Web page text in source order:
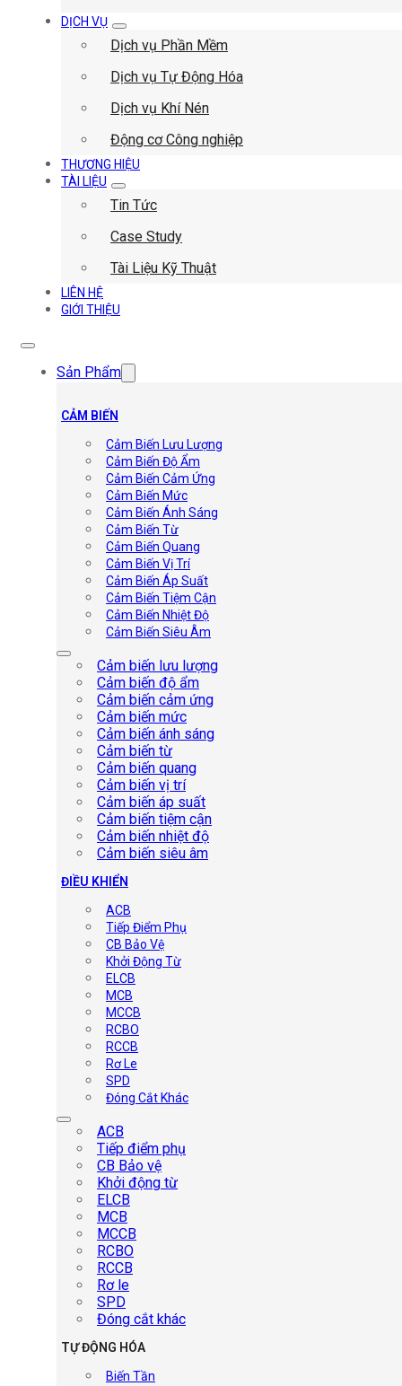
DỊCH VỤ
Dịch vụ Phần Mềm
Dịch vụ Tự Động Hóa
Dịch vụ Khí Nén
Động cơ Công nghiệp
THƯƠNG HIỆU
TÀI LIỆU
Tin Tức
Case Study
Tài Liệu Kỹ Thuật
LIÊN HỆ
GIỚI THIỆU
Sản Phẩm
CẢM BIẾN
Cảm Biến Lưu Lượng
Cảm Biến Độ Ẩm
Cảm Biến Cảm Ứng
Cảm Biến Mức
Cảm Biến Ánh Sáng
Cảm Biến Từ
Cảm Biến Quang
Cảm Biến Vị Trí
Cảm Biến Áp Suất
Cảm Biến Tiệm Cận
Cảm Biến Nhiệt Độ
Cảm Biến Siêu Âm
Cảm biến lưu lượng
Cảm biến độ ẩm
Cảm biến cảm ứng
Cảm biến mức
Cảm biến ánh sáng
Cảm biến từ
Cảm biến quang
Cảm biến vị trí
Cảm biến áp suất
Cảm biến tiệm cận
Cảm biến nhiệt độ
Cảm biến siêu âm
ĐIỀU KHIỂN
ACB
Tiếp Điểm Phụ
CB Bảo Vệ
Khởi Động Từ
ELCB
MCB
MCCB
RCBO
RCCB
Rơ Le
SPD
Đóng Cắt Khác
ACB
Tiếp điểm phụ
CB Bảo vệ
Khởi động từ
ELCB
MCB
MCCB
RCBO
RCCB
Rơ le
SPD
Đóng cắt khác
TỰ ĐỘNG HÓA
Biến Tần